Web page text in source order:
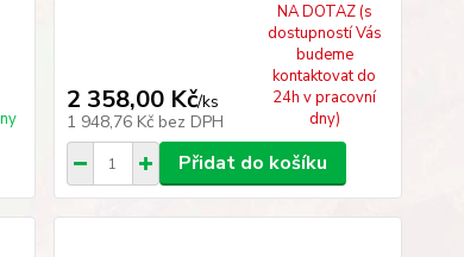
2 358,00 Kč/ks
1 948,76 Kč bez DPH
NA DOTAZ (s
dostupností Vás
budeme
kontaktovat do
24h v pracovní
dny)
Přidat do košíku